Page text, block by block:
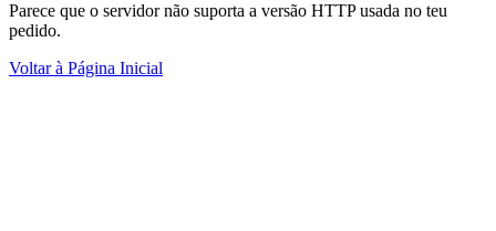
Parece que o servidor não suporta a versão HTTP usada no teu
pedido.
Voltar à Página Inicial